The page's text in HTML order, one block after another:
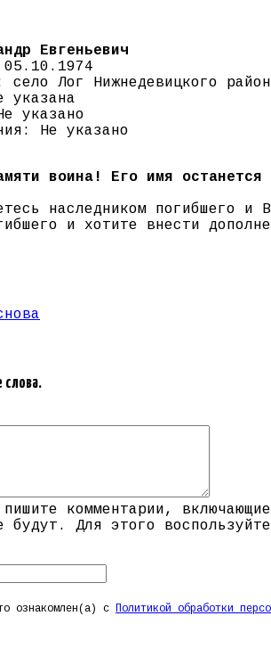
Евгеньевич
село Лог Нижнедевицкого
указана
указано
Не указано
воина! Его имя останется
наследником погибшего и
и хотите внести
слова.
комментарии,
будут. Для этого
ознакомлен(а) с Политикой обработки